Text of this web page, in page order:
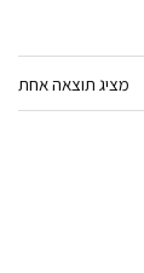
מציג תוצאה אחת